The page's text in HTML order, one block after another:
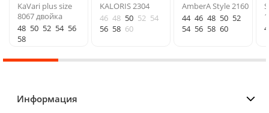
KaVari plus size
8067 двойка
48 50 52 54 56
58
KALORIS 2304
46 48 50 52 54
56 58 60
AmberA Style 2160
44 46 48 50 52
54 56 58 60
Информация